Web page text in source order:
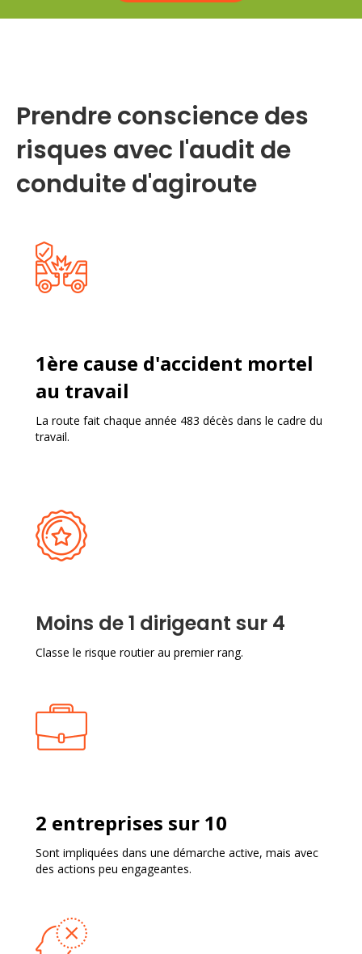
Prendre conscience des
risques avec l'audit de
conduited'agiroute
1ère cause d'accident mortel
au travail
La route fait chaque année 483 décès dans le cadre du
travail.
Moins de 1 dirigeant sur 4
Classe le risque routier au premier rang.
2 entreprises sur 10
Sont impliquées dans une démarche active, mais avec
des actions peu engageantes.